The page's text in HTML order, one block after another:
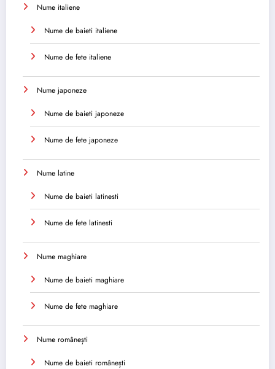
Nume italiene
Nume de baieti italiene
Nume de fete italiene
Nume japoneze
Nume de baieti japoneze
Nume de fete japoneze
Nume latine
Nume de baieti latinesti
Nume de fete latinesti
Nume maghiare
Nume de baieti maghiare
Nume de fete maghiare
Nume românești
Nume de baieti românești